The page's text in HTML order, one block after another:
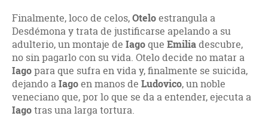
Finalmente, loco de celos,Oteloestrangula a
Desdémona y trata de justificarse apelando a su
adulterio, un montaje de Iagoque Emiliadescubre,
no sin pagarlo con su vida. Otelo decide no matar a
Iagopara que sufra en vida y, finalmente se suicida,
dejando aIagoen manos de Ludovico, un noble
veneciano que, por lo que se da a entender, ejecuta a
Iagotras una larga tortura.